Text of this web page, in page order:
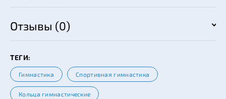
Отзывы (0)
ТЕГИ:
Гимнастика Спортивная гимнастика
Кольца гимнастические